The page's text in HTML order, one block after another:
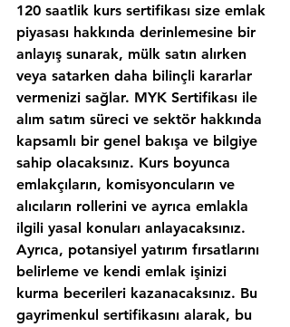
120 saatlik kurs sertifikası size emlak
piyasası hakkında derinlemesine bir
anlayış sunarak, mülk satın alırken
veya satarken daha bilinçli kararlar
vermenizi sağlar. MYK Sertifikası ile
alım satım süreci ve sektör hakkında
kapsamlı bir genel bakışa ve bilgiye
sahip olacaksınız. Kurs boyunca
emlakçıların, komisyoncuların ve
alıcıların rollerini ve ayrıca emlakla
ilgili yasal konuları anlayacaksınız.
Ayrıca, potansiyel yatırım fırsatlarını
belirleme ve kendi emlak işinizi
kurma becerileri kazanacaksınız. Bu
gayrimenkul sertifikasını alarak, bu